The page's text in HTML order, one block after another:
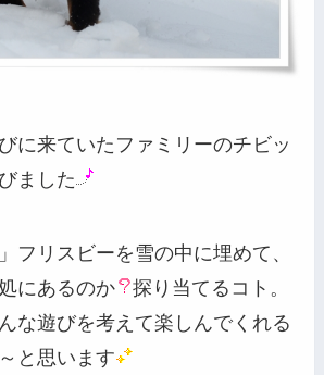
に来ていたファミリーのチビッ
ました
フリスビーを雪の中に埋めて、
にあるのか
探り当てるコト。
な遊びを考えて楽しんでくれる
と思います